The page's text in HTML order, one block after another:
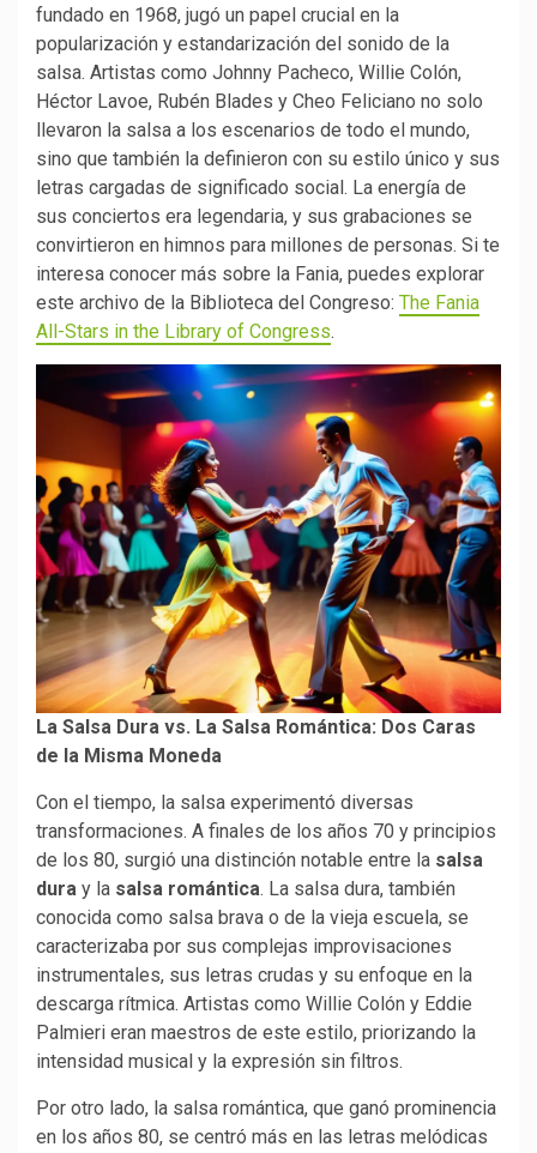
fundado en 1968, jugó un papel crucial en la
popularización y estandarización del sonido de la
salsa. Artistas como Johnny Pacheco, Willie Colón,
Héctor Lavoe, Rubén Blades y Cheo Feliciano no solo
llevaron la salsa a los escenarios de todo el mundo,
sino que también la definieron con su estilo único y sus
letras cargadas de significado social. La energía de
sus conciertos era legendaria, y sus grabaciones se
convirtieron en himnos para millones de personas. Si te
interesa conocer más sobre la Fania, puedes explorar
este archivo de la Biblioteca del Congreso: The Fania
All-Stars in the Library of Congress.
La Salsa Dura vs. La Salsa Romántica: Dos Caras
de la Misma Moneda
Con el tiempo, la salsa experimentó diversas
transformaciones. A finales de los años 70 y principios
de los 80, surgió una distinción notable entre la salsa
dura y la salsa romántica. La salsa dura, también
conocida como salsa brava o de la vieja escuela, se
caracterizaba por sus complejas improvisaciones
instrumentales, sus letras crudas y su enfoque en la
descarga rítmica. Artistas como Willie Colón y Eddie
Palmieri eran maestros de este estilo, priorizando la
intensidad musical y la expresión sin filtros.
Por otro lado, la salsa romántica, que ganó prominencia
en los años 80, se centró más en las letras melódicas